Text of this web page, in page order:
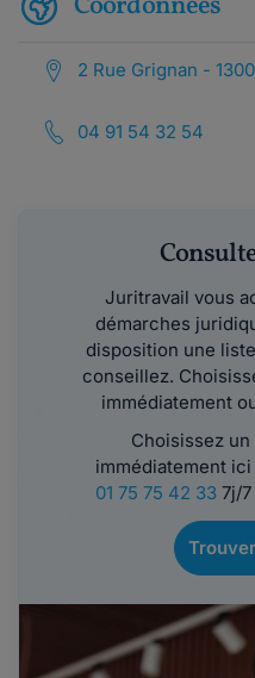
2 Rue Grignan -
04 91 54 32 54
Juritravail vous
démarches
disposition une
conseillez.
immédiatement
Choisissez
immédiatement
01 75 75 42 337j/7